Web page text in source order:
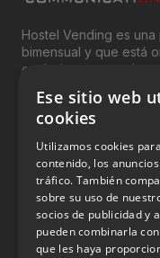
Hostel Vending es
bimensual y que está
exclusivamente, a los
del “Vending”;
genéricamente entre
productos y servicios
INFORMACIÓN
Aviso Legal
Política de Privacidad
Ese sitio web
cookies
Utilizamos cookies
contenido, los
tráfico. También
sobre su uso de
socios de publicidad y
pueden combinarla
que les haya